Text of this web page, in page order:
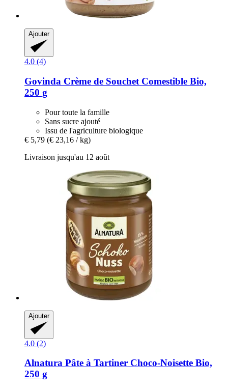
Ajouter
4.0 (4)
Govinda Crème de Souchet Comestible Bio,
250 g
Pour toute la famille
Sans sucre ajouté
Issu de l'agriculture biologique
€ 5,79 (€ 23,16 / kg)
Livraison jusqu'au 12 août
Ajouter
4.0 (2)
Alnatura Pâte à Tartiner Choco-​Noisette Bio,
250 g